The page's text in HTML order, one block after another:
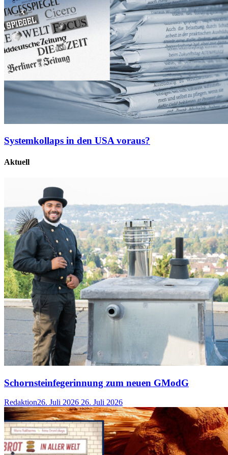
Systemkollaps in den USA voraus?
Aktuell
Schornsteinfegerinnung zum neuen GModG
Redaktion26. Juli 2026 26. Juli 2026